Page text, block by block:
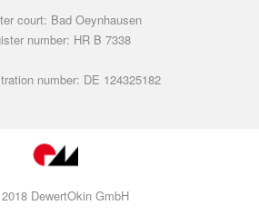
court: Bad Oeynhausen
number: HR B 7338
number: DE 124325182
DewertOkin GmbH